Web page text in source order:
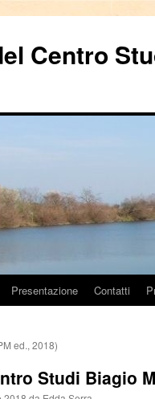
Centro
Presentazione Contatti
ed., 2018)
Studi Biagio